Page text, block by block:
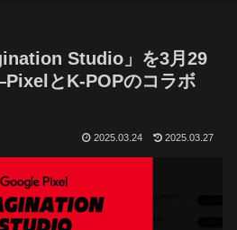
Studio」を3月29
とK-POPのコラボ
2025.03.24 2025.03.27